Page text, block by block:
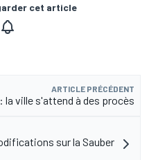
cet article
ARTICLE PRÉCÉDENT
la ville s'attend à des procès
sur la Sauber